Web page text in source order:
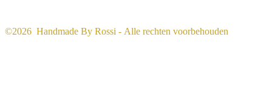
©2026 Handmade By Rossi - Alle rechten voorbehouden